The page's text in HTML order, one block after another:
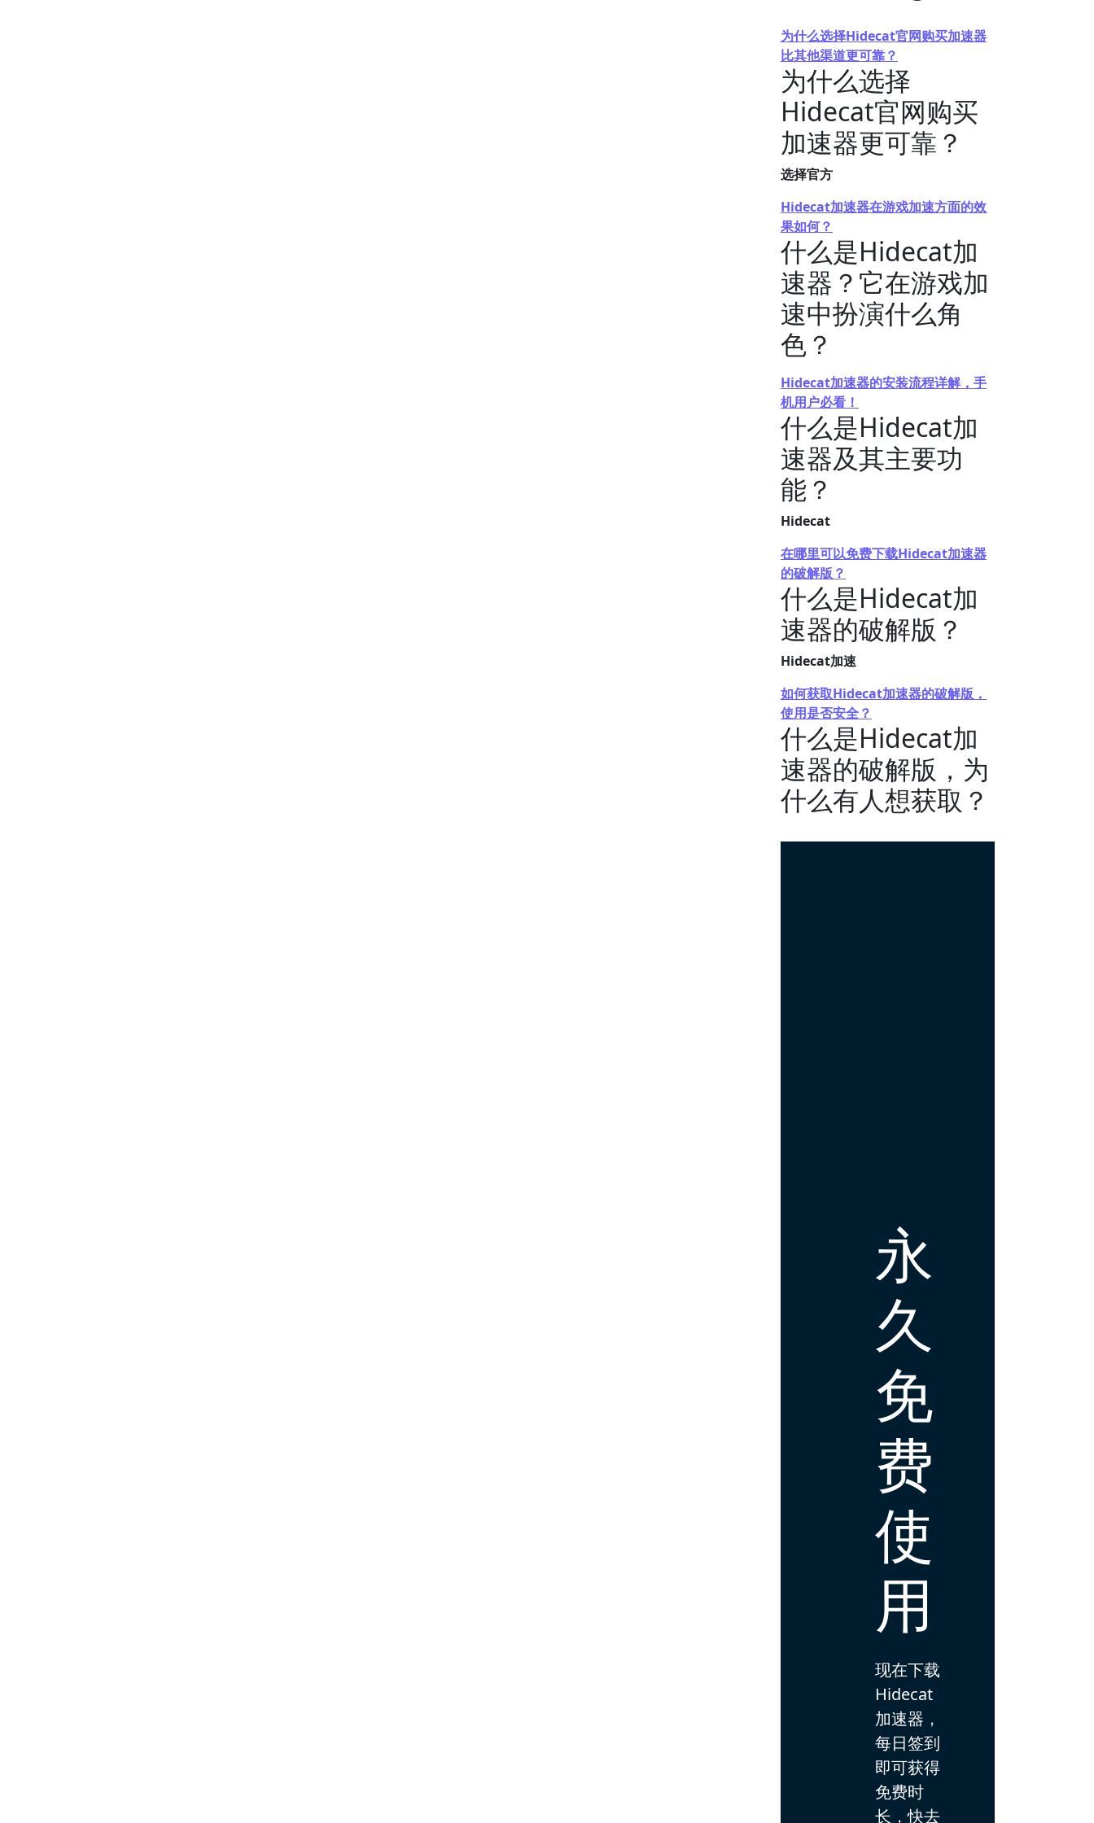
为什么选择Hidecat官网购买加速器
比其他渠道更可靠？
为什么选择
Hidecat官网购买
加速器更可靠？
选择官方
Hidecat加速器在游戏加速方面的效
果如何？
什么是Hidecat加
速器？它在游戏加
速中扮演什么角
色？
Hidecat加速器的安装流程详解，手
机用户必看！
什么是Hidecat加
速器及其主要功
能？
Hidecat
在哪里可以免费下载Hidecat加速器
的破解版？
什么是Hidecat加
速器的破解版？
Hidecat加速
如何获取Hidecat加速器的破解版，
使用是否安全？
什么是Hidecat加
速器的破解版，为
什么有人想获取？
永
久
免
费
使
用
现在下载
Hidecat
加速器，
每日签到
即可获得
免费时
长，快去